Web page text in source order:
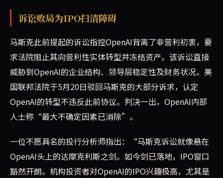
诉讼败局为IPO扫清障碍
马斯克此前提起的诉讼指控OpenAI背离了非营利初衷，要
求法院阻止其向营利性实体转型并冻结资产。该诉讼直接
威胁到OpenAI的企业结构、领导层稳定性及财务状况。美
国联邦法院于5月20日驳回马斯克的大部分诉求，认定
OpenAI的转型不违反此前协议。判决一出，OpenAI内部
人士称“最大不确定因素已消除”。
一位不愿具名的投行分析师指出：“马斯克诉讼就像悬在
OpenAI头上的达摩克利斯之剑。如今剑已落地，IPO窗口
豁然开朗。机构投资者对OpenAI的IPO兴趣极高，尤其是